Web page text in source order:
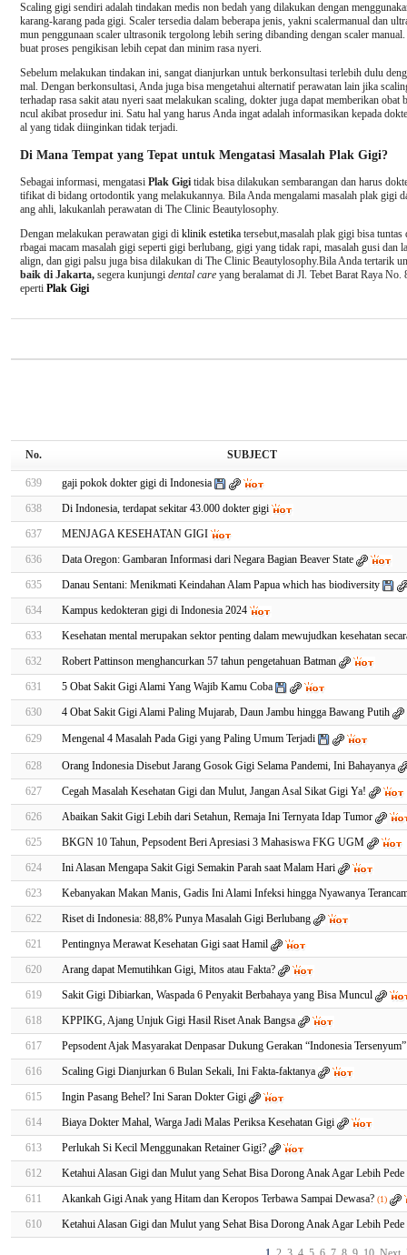
Scaling gigi sendiri adalah tindakan medis non bedah yang dilakukan dengan
karang-karang pada gigi. Scaler tersedia dalam beberapa jenis, yakni scalermanual dan
mun penggunaan scaler ultrasonik tergolong lebih sering dibanding dengan scaler
buat proses pengikisan lebih cepat dan minim rasa nyeri.
Sebelum melakukan tindakan ini, sangat dianjurkan untuk berkonsultasi terlebih dulu
mal. Dengan berkonsultasi, Anda juga bisa mengetahui alternatif perawatan lain jika
terhadap rasa sakit atau nyeri saat melakukan scaling, dokter juga dapat memberikan
ncul akibat prosedur ini. Satu hal yang harus Anda ingat adalah informasikan kepada
al yang tidak diinginkan tidak terjadi.
Di Mana Tempat yang Tepat untuk Mengatasi Masalah Plak Gigi?
Sebagai informasi, mengatasi Plak Gigi tidak bisa dilakukan sembarangan dan harus
tifikat di bidang ortodontik yang melakukannya. Bila Anda mengalami masalah plak gigi
ang ahli, lakukanlah perawatan di The Clinic Beautylosophy.
Dengan melakukan perawatan gigi di klinik estetikatersebut,masalah plak gigi bisa
rbagai macam masalah gigi seperti gigi berlubang, gigi yang tidak rapi, masalah gusi dan
align, dan gigi palsu juga bisa dilakukan di The Clinic Beautylosophy.Bila Anda tertarik
baik di Jakarta, segera kunjungi dental careyang beralamat di Jl. Tebet Barat Raya No.
eperti Plak Gigi
No. SUBJECT
639
gaji pokok dokter gigi di Indonesia
638
Di Indonesia, terdapat sekitar 43.000 dokter gigi
637
MENJAGA KESEHATAN GIGI
636
Data Oregon: Gambaran Informasi dari Negara Bagian Beaver State
635
Danau Sentani: Menikmati Keindahan Alam Papua which has biodiversity
634
Kampus kedokteran gigi di Indonesia 2024
633
Kesehatan mental merupakan sektor penting dalam mewujudkan kesehatan
632
Robert Pattinson menghancurkan 57 tahun pengetahuan Batman
631
5 Obat Sakit Gigi Alami Yang Wajib Kamu Coba
630
4 Obat Sakit Gigi Alami Paling Mujarab, Daun Jambu hingga Bawang Putih
629 Mengenal 4 Masalah Pada Gigi yang Paling Umum Terjadi
628
Orang Indonesia Disebut Jarang Gosok Gigi Selama Pandemi, Ini Bahayanya
627
Cegah Masalah Kesehatan Gigi dan Mulut, Jangan Asal Sikat Gigi Ya!
626
Abaikan Sakit Gigi Lebih dari Setahun, Remaja Ini Ternyata Idap Tumor
625
BKGN 10 Tahun, Pepsodent Beri Apresiasi 3 Mahasiswa FKG UGM
624
Ini Alasan Mengapa Sakit Gigi Semakin Parah saat Malam Hari
623
Kebanyakan Makan Manis, Gadis Ini Alami Infeksi hingga Nyawanya
622
Riset di Indonesia: 88,8% Punya Masalah Gigi Berlubang
621
Pentingnya Merawat Kesehatan Gigi saat Hamil
620
Arang dapat Memutihkan Gigi, Mitos atau Fakta?
619
Sakit Gigi Dibiarkan, Waspada 6 Penyakit Berbahaya yang Bisa Muncul
618
KPPIKG, Ajang Unjuk Gigi Hasil Riset Anak Bangsa
617
Pepsodent Ajak Masyarakat Denpasar Dukung Gerakan “Indonesia Tersenyum”
616
Scaling Gigi Dianjurkan 6 Bulan Sekali, Ini Fakta-faktanya
615
Ingin Pasang Behel? Ini Saran Dokter Gigi
614
Biaya Dokter Mahal, Warga Jadi Malas Periksa Kesehatan Gigi
613
Perlukah Si Kecil Menggunakan Retainer Gigi?
612
Ketahui Alasan Gigi dan Mulut yang Sehat Bisa Dorong Anak Agar Lebih Pede
611
Akankah Gigi Anak yang Hitam dan Keropos Terbawa Sampai Dewasa? (1)
610 Ketahui Alasan Gigi dan Mulut yang Sehat Bisa Dorong Anak Agar Lebih Pede